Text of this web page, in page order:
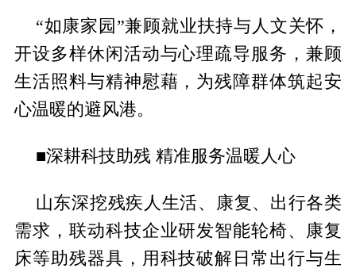
“如康家园”兼顾就业扶持与人文关怀，
开设多样休闲活动与心理疏导服务，兼顾
生活照料与精神慰藉，为残障群体筑起安
心温暖的避风港。
■深耕科技助残 精准服务温暖人心
山东深挖残疾人生活、康复、出行各类
需求，联动科技企业研发智能轮椅、康复
床等助残器具，用科技破解日常出行与生